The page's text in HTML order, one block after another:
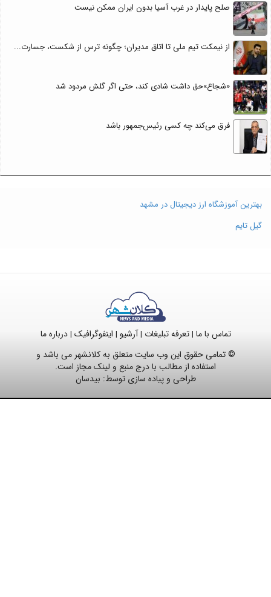
صلح پایدار در غرب آسیا بدون ایران ممکن نیست
از نیمکت تیم ملی تا اتاق مدیران؛ چگونه ترس از شکست، جسارت...
«شجاع»حق داشت شادی کند، حتی اگر گلش مردود شد
فرق می‌کند چه کسی رئیس‌جمهور باشد
بهترین آموزشگاه ارز دیجیتال در مشهد
گیل تایم
تماس با ما |تعرفه تبلیغات |آرشیو | اینفوگرافیک |درباره ما
© تمامی حقوق این وب سایت متعلق به کلانشهر می باشد و
استفاده از مطالب با درج منبع و لینک مجاز است.
طراحی و پیاده سازی توسط: بیدسان